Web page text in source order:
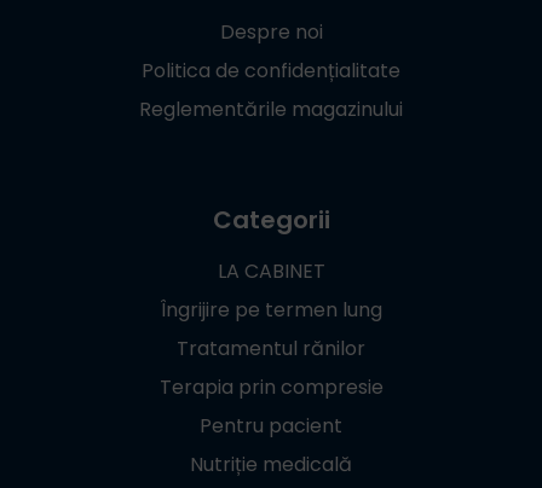
Despre noi
Politica de confidențialitate
Reglementările magazinului
Categorii
LA CABINET
Îngrijire pe termen lung
Tratamentul rănilor
Terapia prin compresie
Pentru pacient
Nutriție medicală